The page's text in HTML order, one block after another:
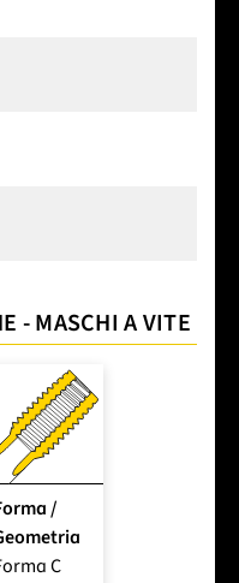
- MASCHI A VITE
/
C